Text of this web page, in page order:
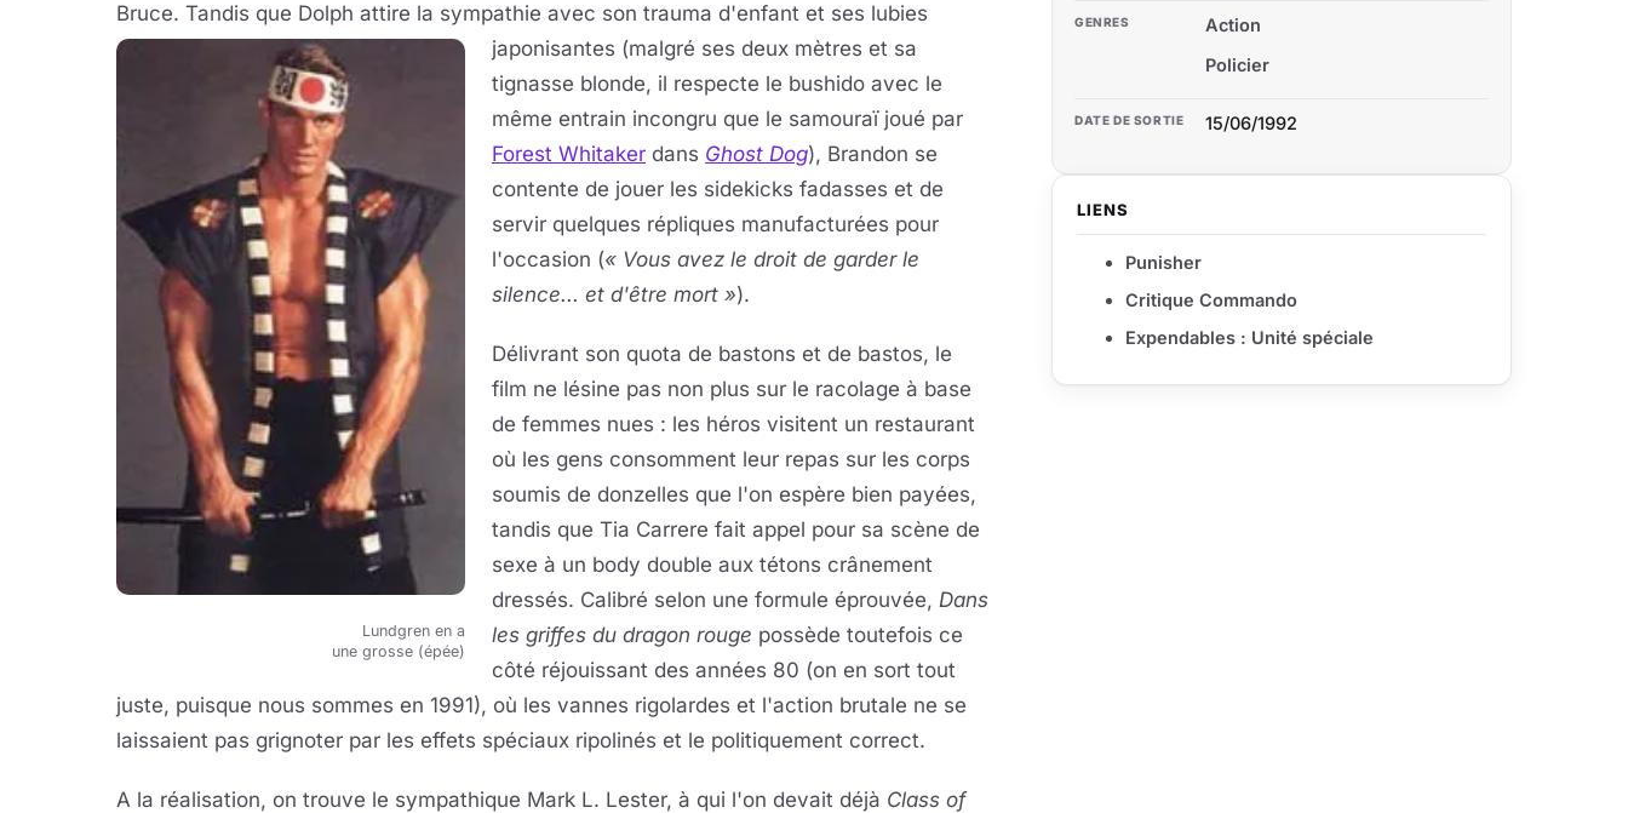
Bruce. Tandis que Dolph attire la sympathie avec son trauma
Lundgren en a
une grosse (épée)
d'enfant et ses lubies
japonisantes (malgré ses deux mètres et sa
tignasse blonde, il respecte le bushido avec le
même entrain incongru que le samouraï joué par
Forest Whitaker dans Ghost Dog), Brandon se
contente de jouer les sidekicks fadasses et de
servir quelques répliques manufacturées pour
l'occasion (« Vous avez le droit de garder le
silence... et d'être mort »).
Délivrant son quota de bastons et de bastos, le
film ne lésine pas non plus sur le racolage à base
de femmes nues : les héros visitent un restaurant
où les gens consomment leur repas sur les corps
soumis de donzelles que l'on espère bien payées,
tandis que Tia Carrere fait appel pour sa scène de
sexe à un body double aux tétons crânement
dressés. Calibré selon une formule éprouvée, Dans
les griffes du dragon rouge possède toutefois ce
côté réjouissant des années 80 (on en sort tout
juste, puisque nous sommes en 1991), où les vannes rigolardes et l'action brutale ne se
laissaient pas grignoter par les effets spéciaux ripolinés et le politiquement correct.
A la réalisation, on trouve le sympathique Mark L. Lester, à qui l'on devait déjà Class of
GENRES
Action
Policier
DATE DE SORTIE 15/06/1992
LIENS
Punisher
Critique Commando
Expendables : Unité spéciale